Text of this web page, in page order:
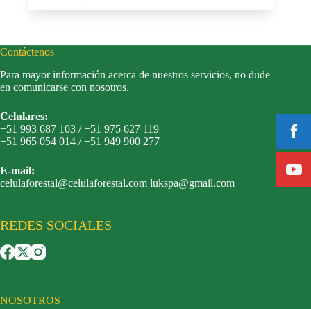
Contáctenos
Para mayor información acerca de nuestros servicios, no dude
en comunicarse con nosotros.
Celulares:
+51 993 687 103 / +51 975 627 119
+51 965 054 014 / +51 949 900 277
E-mail:
celulaforestal@celulaforestal.com lukspa@gmail.com
REDES SOCIALES
NOSOTROS